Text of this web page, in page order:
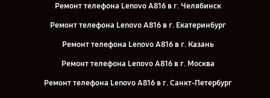
Ремонт телефона Lenovo A816 в г. Челябинск
Ремонт телефона Lenovo A816 в г. Екатеринбург
Ремонт телефона Lenovo A816 в г. Казань
Ремонт телефона Lenovo A816 в г. Москва
Ремонт телефона Lenovo A816 в г. Санкт-Петербург